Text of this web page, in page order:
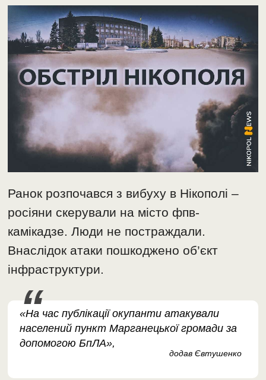
Ранок розпочався з вибуху в Нікополі –
росіяни скерували на місто фпв-
камікадзе. Люди не постраждали.
Внаслідок атаки пошкоджено об’єкт
інфраструктури.
«На час публікації окупанти атакували
населений пункт Марганецької громади за
допомогою БпЛА»,
додав Євтушенко